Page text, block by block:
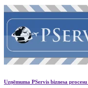
Uzņēmuma PServis biznesa